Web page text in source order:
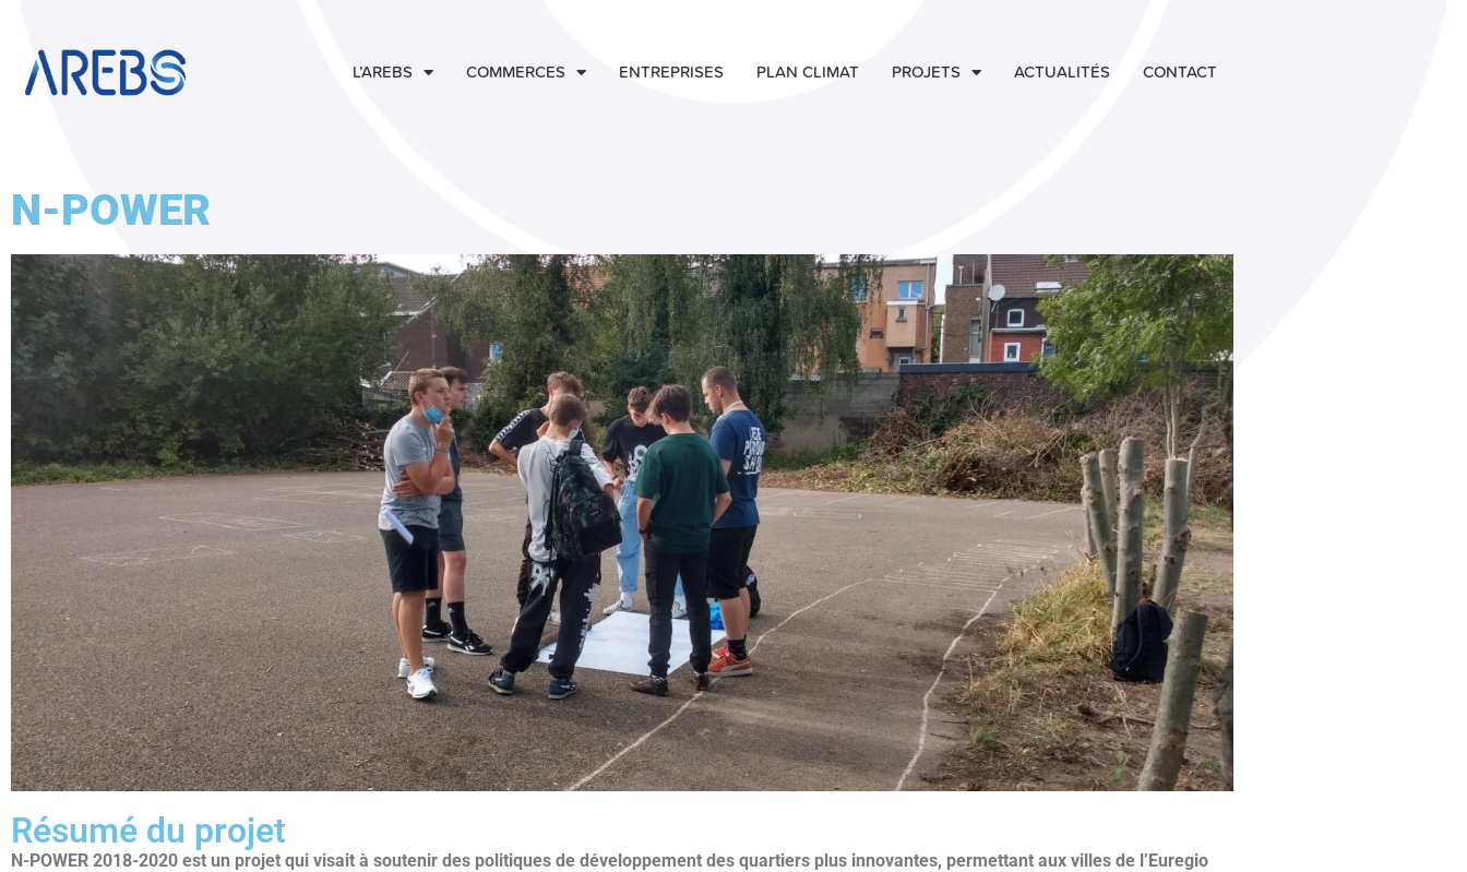
L’AREBS COMMERCES ENTREPRISES PLAN CLIMAT PROJETS ACTUALITÉS CONTACT
N-POWER
Résumé du projet
N-POWER 2018-2020 est un projet qui visait à soutenir des politiques de développement des quartiers plus innovantes, permettant aux villes de l’Euregio